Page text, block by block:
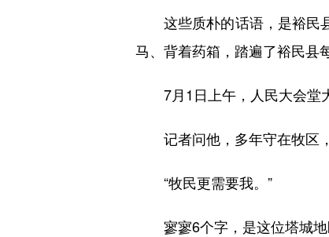
这些质朴的话语，是裕民县
马、背着药箱，踏遍了裕民县
7月1日上午，人民大会堂大
记者问他，多年守在牧区
“牧民更需要我。”
寥寥6个字，是这位塔城地